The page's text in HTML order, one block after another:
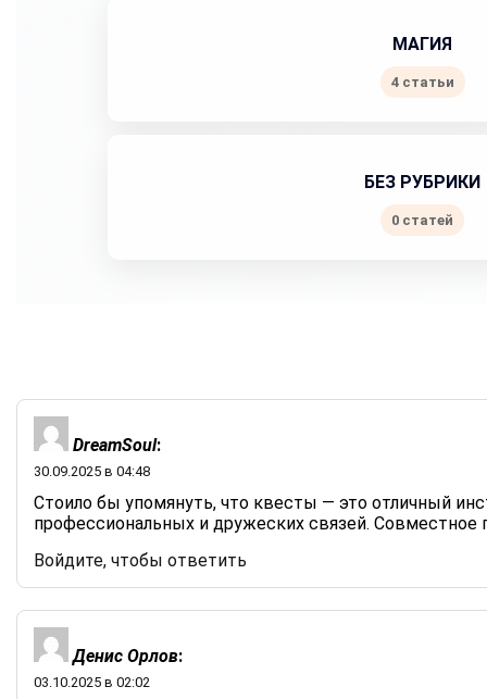
МАГИЯ
4 статьи
БЕЗ РУБРИКИ
0 статей
DreamSoul:
30.09.2025 в 04:48
Стоило бы упомянуть, что квесты — это отличный
профессиональных и дружеских связей. Совместное
Войдите, чтобы ответить
Денис Орлов:
03.10.2025 в 02:02